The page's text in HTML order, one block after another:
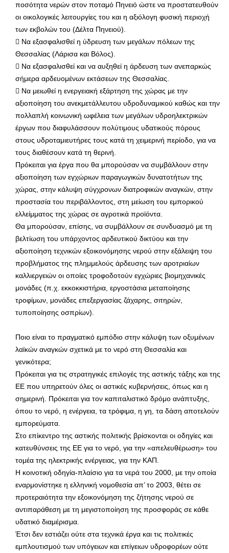
ποσότητα νερών στον ποταμό Πηνειό ώστε να προστατευθούν
οι οικολογικές λειτουργίες του και η αξιόλογη φυσική περιοχή
των εκβολών του (Δέλτα Πηνειού).
 Να εξασφαλισθεί η ύδρευση των μεγάλων πόλεων της
Θεσσαλίας (Λάρισα και Βόλος).
 Να εξασφαλισθεί και να αυξηθεί η άρδευση των ανεπαρκώς
σήμερα αρδευομένων εκτάσεων της Θεσσαλίας.
 Να μειωθεί η ενεργειακή εξάρτηση της χώρας με την
αξιοποίηση του ανεκμετάλλευτου υδροδυναμικού καθώς και την
πολλαπλή κοινωνική ωφέλεια των μεγάλων υδροηλεκτρικών
έργων που διαφυλάσσουν πολύτιμους υδατικούς πόρους
στους υδροταμιευτήρες τους κατά τη χειμερινή περίοδο, για να
τους διαθέσουν κατά τη θερινή.
Πρόκειται για έργα που θα μπορούσαν να συμβάλλουν στην
αξιοποίηση των εγχώριων παραγωγικών δυνατοτήτων της
χώρας, στην κάλυψη σύγχρονων διατροφικών αναγκών, στην
προστασία του περιβάλλοντος, στη μείωση του εμπορικού
ελλείμματος της χώρας σε αγροτικά προϊόντα.
Θα μπορούσαν, επίσης, να συμβάλλουν σε συνδυασμό με τη
βελτίωση του υπάρχοντος αρδευτικού δικτύου και την
αξιοποίηση τεχνικών εξοικονόμησης νερού στην εξάλειψη του
προβλήματος της πλημμελούς άρδευσης των αροτριαίων
καλλιεργειών οι οποίες τροφοδοτούν εγχώριες βιομηχανικές
μονάδες (π.χ. εκκοκκιστήρια, εργοστάσια μεταποίησης
τροφίμων, μονάδες επεξεργασίας ζάχαρης, σιτηρών,
τυποποίησης οσπρίων).
Ποιο είναι το πραγματικό εμπόδιο στην κάλυψη των οξυμένων
λαϊκών αναγκών σχετικά με το νερό στη Θεσσαλία και
γενικότερα;
Πρόκειται για τις στρατηγικές επιλογές της αστικής τάξης και της
ΕΕ που υπηρετούν όλες οι αστικές κυβερνήσεις, όπως και η
σημερινή. Πρόκειται για τον καπιταλιστικό δρόμο ανάπτυξης,
όπου το νερό, η ενέργεια, τα τρόφιμα, η γη, τα δάση αποτελούν
εμπορεύματα.
Στο επίκεντρο της αστικής πολιτικής βρίσκονται οι οδηγίες και
κατευθύνσεις της ΕΕ για το νερό, για την «απελευθέρωση» του
τομέα της ηλεκτρικής ενέργειας, για την ΚΑΠ.
Η κοινοτική οδηγία-πλαίσιο για τα νερά του 2000, με την οποία
εναρμονίστηκε η ελληνική νομοθεσία απ’ το 2003, θέτει σε
προτεραιότητα την εξοικονόμηση της ζήτησης νερού σε
αντιπαράθεση με τη μεγιστοποίηση της προσφοράς σε κάθε
υδατικό διαμέρισμα.
Έτσι δεν εστιάζει ούτε στα τεχνικά έργα και τις πολιτικές
εμπλουτισμού των υπόγειων και επίγειων υδροφορέων ούτε